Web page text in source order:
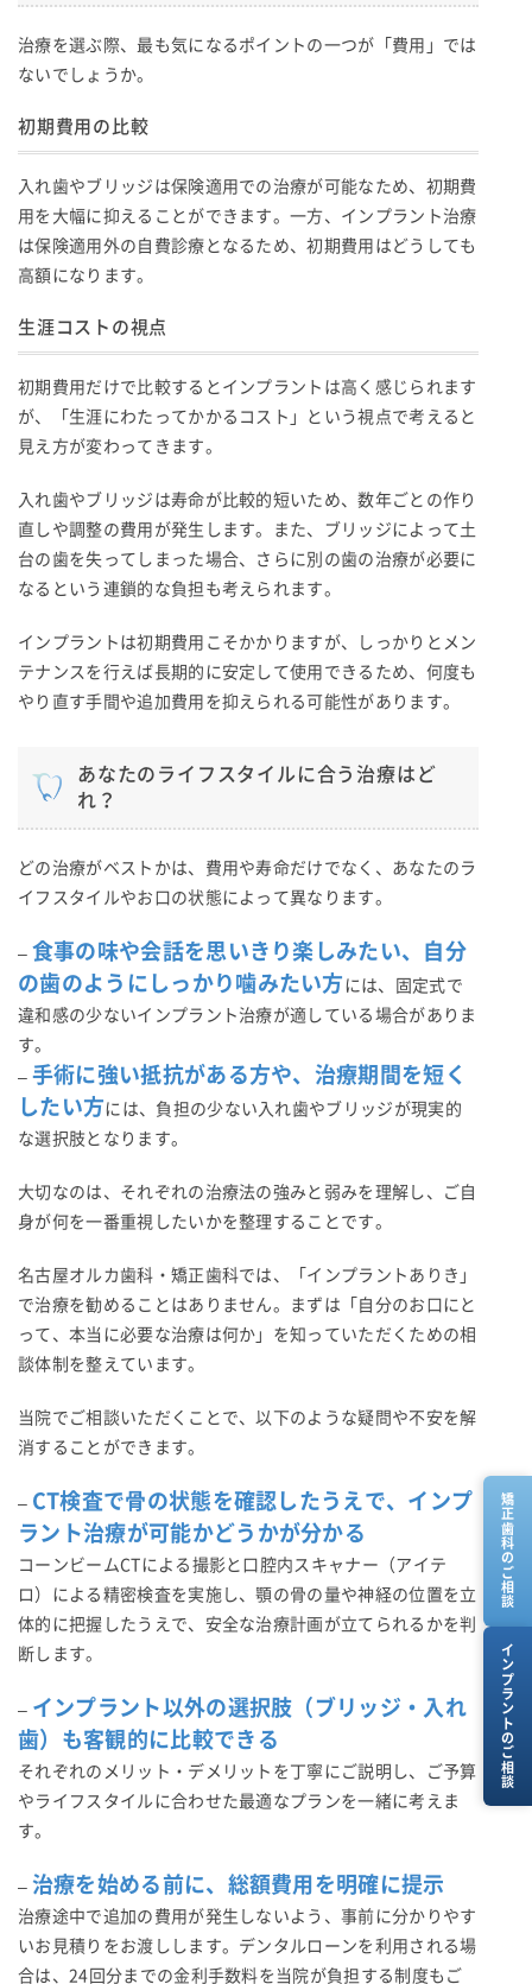
治療を選ぶ際、最も気になるポイントの一つが「費用」では
ないでしょうか。
初期費用の比較
入れ歯やブリッジは保険適用での治療が可能なため、初期費
用を大幅に抑えることができます。一方、インプラント治療
は保険適用外の自費診療となるため、初期費用はどうしても
高額になります。
生涯コストの視点
初期費用だけで比較するとインプラントは高く感じられます
が、「生涯にわたってかかるコスト」という視点で考えると
見え方が変わってきます。
入れ歯やブリッジは寿命が比較的短いため、数年ごとの作り
直しや調整の費用が発生します。また、ブリッジによって土
台の歯を失ってしまった場合、さらに別の歯の治療が必要に
なるという連鎖的な負担も考えられます。
インプラントは初期費用こそかかりますが、しっかりとメン
テナンスを行えば長期的に安定して使用できるため、何度も
やり直す手間や追加費用を抑えられる可能性があります。
あなたのライフスタイルに合う治療はど
れ？
どの治療がベストかは、費用や寿命だけでなく、あなたのラ
イフスタイルやお口の状態によって異なります。
– 食事の味や会話を思いきり楽しみたい、自分
の歯のようにしっかり噛みたい方 には、固定式で
違和感の少ないインプラント治療が適している場合がありま
す。
– 手術に強い抵抗がある方や、治療期間を短く
したい方には、負担の少ない入れ歯やブリッジが現実的
な選択肢となります。
大切なのは、それぞれの治療法の強みと弱みを理解し、ご自
身が何を一番重視したいかを整理することです。
名古屋オルカ歯科・矯正歯科では、「インプラントありき」
で治療を勧めることはありません。まずは「自分のお口にと
って、本当に必要な治療は何か」を知っていただくための相
談体制を整えています。
当院でご相談いただくことで、以下のような疑問や不安を解
消することができます。
– CT検査で骨の状態を確認したうえで、インプ
ラント治療が可能かどうかが分かる
コーンビームCTによる撮影と口腔内スキャナー（アイテ
ロ）による精密検査を実施し、顎の骨の量や神経の位置を立
体的に把握したうえで、安全な治療計画が立てられるかを判
断します。
– インプラント以外の選択肢（ブリッジ・入れ
歯）も客観的に比較できる
それぞれのメリット・デメリットを丁寧にご説明し、ご予算
やライフスタイルに合わせた最適なプランを一緒に考えま
す。
– 治療を始める前に、総額費用を明確に提示
治療途中で追加の費用が発生しないよう、事前に分かりやす
いお見積りをお渡しします。デンタルローンを利用される場
合は、24回分までの金利手数料を当院が負担する制度もご
矯正歯科のご相談
インプラントのご相談